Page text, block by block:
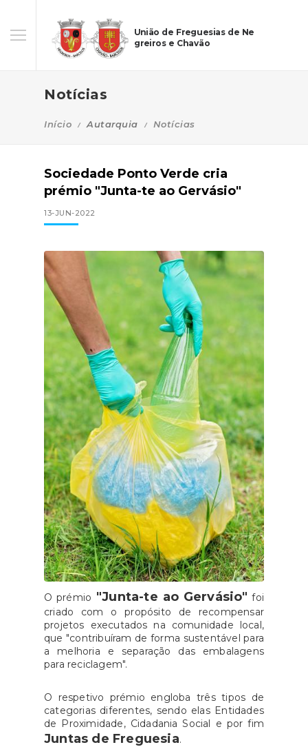
União de Freguesias de Ne
greiros e Chavão
Notícias
Início Autarquia Notícias
Sociedade Ponto Verde cria
prémio "Junta-te ao Gervásio"
13-JUN-2022
O prémio "Junta-te ao Gervásio" foi
criado com o propósito de recompensar
projetos executados na comunidade local,
que "contribuíram de forma sustentável para
a melhoria e separação das embalagens
para reciclagem".
O respetivo prémio engloba três tipos de
categorias diferentes, sendo elas Entidades
de Proximidade, Cidadania Social e por fim
Juntas de Freguesia.